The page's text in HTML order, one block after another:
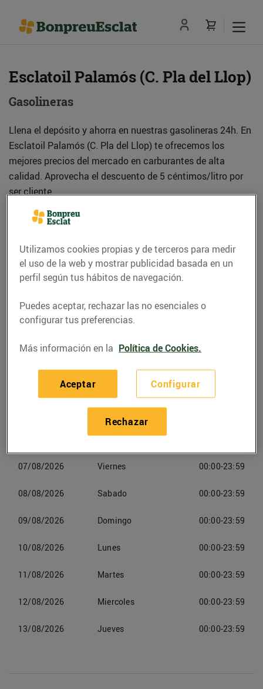
Esclatoil Palamós (C. Pla del Llop)
Gasolineras
Llena el depósito y ahorra en nuestras gasolineras 24h. En
Esclatoil Palamós (C. Pla del Llop) te ofrecemos los
mejores precios del mercado en carburantes de alta
calidad. Aprovecha el descuento de 5 céntimos/litro por
ser cliente.
Dirección Cómo llegar
Camí del Pla del Llop, 2 (17230) Palamós
Teléfono
972132609
Llamar
Horarios Esclatoil Palamós
Jueves
07/08/2026 Viernes 00:00-23:59
08/08/2026 Sabado 00:00-23:59
09/08/2026 Domingo 00:00-23:59
10/08/2026 Lunes 00:00-23:59
11/08/2026 Martes 00:00-23:59
12/08/2026 Miercoles 00:00-23:59
13/08/2026 Jueves 00:00-23:59
Utilizamos cookies propias y de terceros para medir
el uso de la web y mostrar publicidad basada en un
perfil según tus hábitos de navegación.
Puedes aceptar, rechazar las no esenciales o
configurar tus preferencias.
Más información en la Política de Cookies.
Configurar
Rechazar
Aceptar